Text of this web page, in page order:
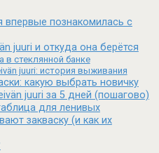
впервые познакомилась с
juuri и откуда она берётся
в стеклянной банке
juuri: история выживания
какую выбрать новичку
juuri за 5 дней (пошагово)
для ленивых
закваску (и как их